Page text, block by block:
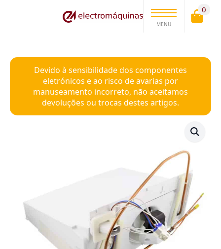
MENU
0
Devido à sensibilidade dos componentes
eletrónicos e ao risco de avarias por
manuseamento incorreto, não aceitamos
devoluções ou trocas destes artigos.